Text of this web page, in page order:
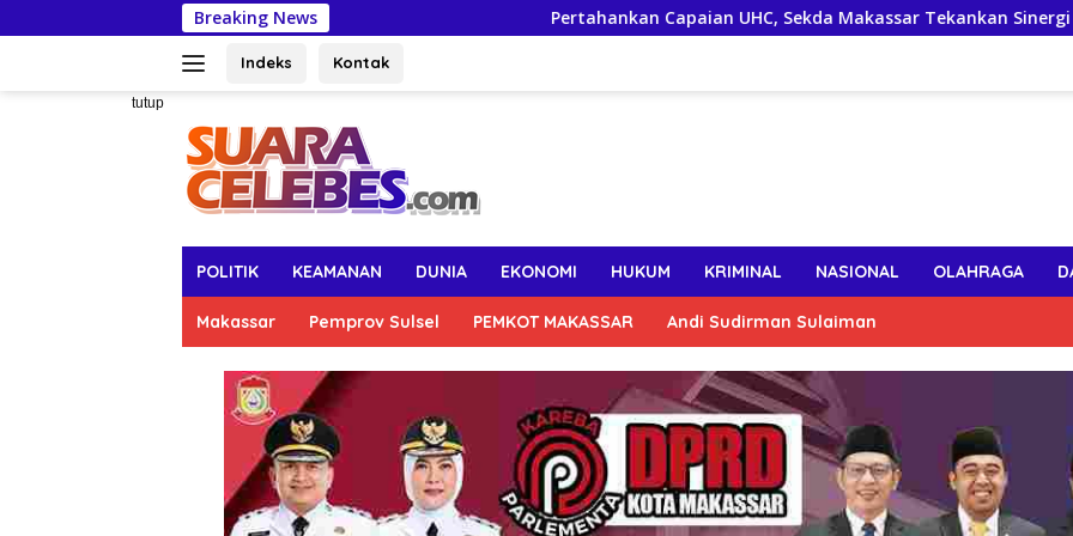
ke
Breaking News Pertahankan Capaian UHC, Sekda Makassar Tekankan Sinergi Lintas OPD Jaga
Indeks Kontak
tutup
POLITIK KEAMANAN DUNIA EKONOMI HUKUM KRIMINAL NASIONAL OLAHRAGA
Makassar Pemprov Sulsel PEMKOT MAKASSAR Andi Sudirman Sulaiman